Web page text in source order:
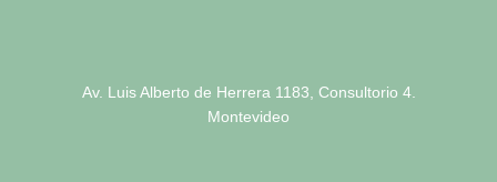
Av. Luis Alberto de Herrera 1183, Consultorio 4.
Montevideo